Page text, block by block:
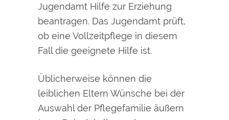
Jugendamt Hilfe zur Erziehung
beantragen. Das Jugendamt prüft,
ob eine Vollzeitpflege in diesem
Fall die geeignete Hilfe ist.
Üblicherweise können die
leiblichen Eltern Wünsche bei der
Auswahl der Pflegefamilie äußern